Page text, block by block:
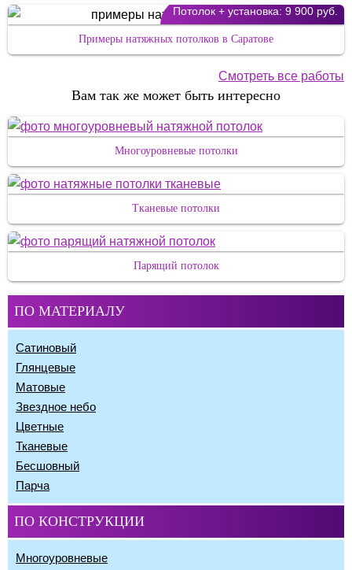
Потолок + установка: 9 900 руб.
Примеры натяжных потолков в Саратове
Смотреть все работы
Вам так же может быть интересно
Многоуровневые потолки
Тканевые потолки
Парящий потолок
ПО МАТЕРИАЛУ
Сатиновый
Глянцевые
Матовые
Звездное небо
Цветные
Тканевые
Бесшовный
Парча
ПО КОНСТРУКЦИИ
Многоуровневые